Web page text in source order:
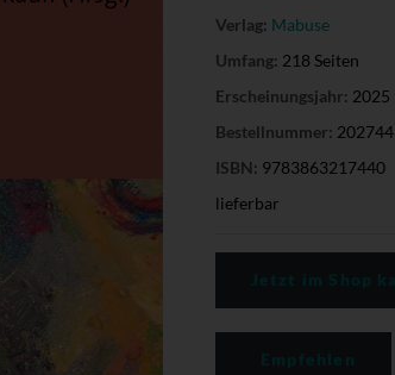
Verlag: Mabuse
Umfang: 218 Seiten
Erscheinungsjahr: 2025
Bestellnummer: 202744
ISBN: 9783863217440
lieferbar